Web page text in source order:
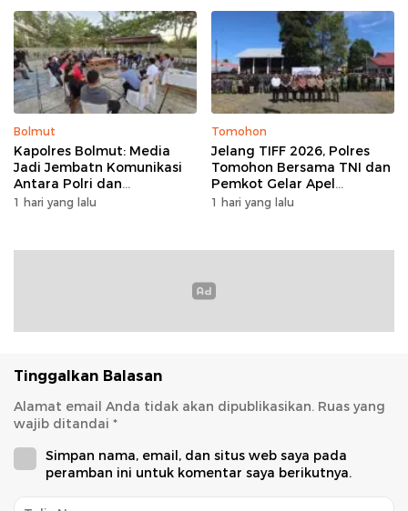
Bolmut
Kapolres Bolmut: Media
Jadi Jembatn Komunikasi
Antara Polri dan
Masyarakat
1 hari yang lalu
Tomohon
Jelang TIFF 2026, Polres
Tomohon Bersama TNI dan
Pemkot Gelar Apel
Kesiapan Pengamanan
1 hari yang lalu
Tinggalkan Balasan
Alamat email Anda tidak akan dipublikasikan. Ruas yang
wajib ditandai *
Simpan nama, email, dan situs web saya pada
peramban ini untuk komentar saya berikutnya.